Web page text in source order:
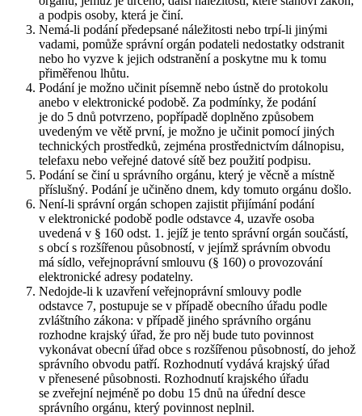
a podpis osoby, která je činí.
Nemá-li podání předepsané náležitosti nebo trpí-li jinými
vadami, pomůže správní orgán podateli nedostatky odstranit
nebo ho vyzve k jejich odstranění a poskytne mu k tomu
přiměřenou lhůtu.
Podání je možno učinit písemně nebo ústně do protokolu
anebo v elektronické podobě. Za podmínky, že podání
je do 5 dnů potvrzeno, popřípadě doplněno způsobem
uvedeným ve větě první, je možno je učinit pomocí jiných
technických prostředků, zejména prostřednictvím dálnopisu,
telefaxu nebo veřejné datové sítě bez použití podpisu.
Podání se činí u správního orgánu, který je věcně a místně
příslušný. Podání je učiněno dnem, kdy tomuto orgánu došlo.
Není-li správní orgán schopen zajistit přijímání podání
v elektronické podobě podle odstavce 4, uzavře osoba
uvedená v § 160 odst. 1. jejíž je tento správní orgán součástí,
s obcí s rozšířenou působností, v jejímž správním obvodu
má sídlo, veřejnoprávní smlouvu (§ 160) o provozování
elektronické adresy podatelny.
Nedojde-li k uzavření veřejnoprávní smlouvy podle
odstavce 7, postupuje se v případě obecního úřadu podle
zvláštního zákona: v případě jiného správního orgánu
rozhodne krajský úřad, že pro něj bude tuto povinnost
vykonávat obecní úřad obce s rozšířenou působností, do jehož
správního obvodu patří. Rozhodnutí vydává krajský úřad
v přenesené působnosti. Rozhodnutí krajského úřadu
se zveřejní nejméně po dobu 15 dnů na úřední desce
správního orgánu, který povinnost neplnil.